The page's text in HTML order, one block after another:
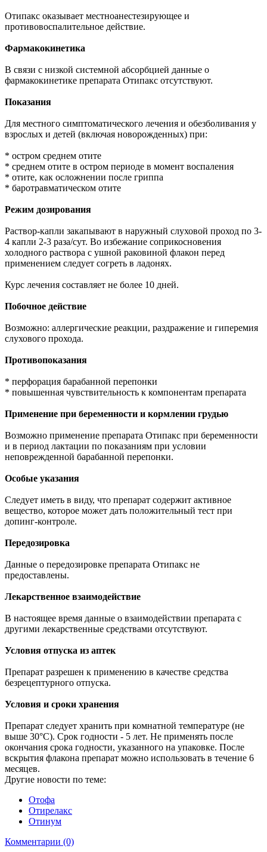
Отипакс оказывает местноанестезирующее и
противовоспалительное действие.
Фармакокинетика
В связи с низкой системной абсорбцией данные о
фармакокинетике препарата Отипакс отсутствуют.
Показания
Для местного симптоматического лечения и обезболивания у
взрослых и детей (включая новорожденных) при:
* остром среднем отите
* среднем отите в остром периоде в момент воспаления
* отите, как осложнении после гриппа
* баротравматическом отите
Режим дозирования
Раствор-капли закапывают в наружный слуховой проход по 3-
4 капли 2-3 раза/сут. Во избежание соприкосновения
холодного раствора с ушной раковиной флакон перед
применением следует согреть в ладонях.
Курс лечения составляет не более 10 дней.
Побочное действие
Возможно: аллергические реакции, раздражение и гиперемия
слухового прохода.
Противопоказания
* перфорация барабанной перепонки
* повышенная чувствительность к компонентам препарата
Применение при беременности и кормлении грудью
Возможно применение препарата Отипакс при беременности
и в период лактации по показаниям при условии
неповрежденной барабанной перепонки.
Особые указания
Следует иметь в виду, что препарат содержит активное
вещество, которое может дать положительный тест при
допинг-контроле.
Передозировка
Данные о передозировке препарата Отипакс не
предоставлены.
Лекарственное взаимодействие
В настоящее время данные о взаимодействии препарата с
другими лекарственные средствами отсутствуют.
Условия отпуска из аптек
Препарат разрешен к применению в качестве средства
безрецептурного отпуска.
Условия и сроки хранения
Препарат следует хранить при комнатной температуре (не
выше 30°C). Срок годности - 5 лет. Не применять после
окончания срока годности, указанного на упаковке. После
вскрытия флакона препарат можно использовать в течение 6
месяцев.
Другие новости по теме:
Отофа
Отирелакс
Отинум
Комментарии (0)